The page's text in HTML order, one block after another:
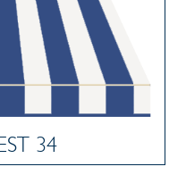
34